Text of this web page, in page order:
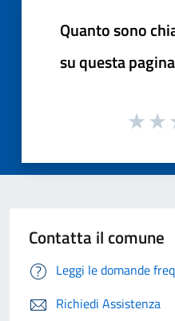
Quanto sono
su questa
Contatta il comune
Leggi le domande
Richiedi Assistenza